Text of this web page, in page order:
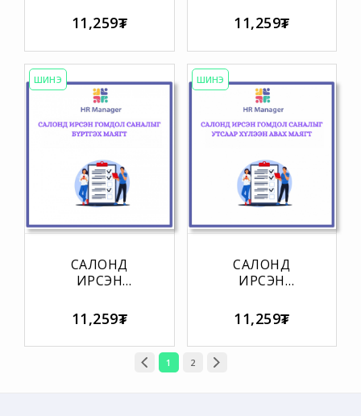
ХЯНАЛТЫН
ХУУДАС
11,259₮
САНАЛЫГ
БИЕЧЛЭН
ХҮЛЭЭН АВАХ
МАЯГТ
11,259₮
ШИНЭ
САЛОНД
ИРСЭН
САНАЛЫГ
БҮРТГЭХ МАЯГТ
11,259₮
ШИНЭ
САЛОНД
ИРСЭН
САНАЛЫГ
УТСААР ХҮЛЭЭН
АВАХ МАЯГТ
11,259₮
1 2